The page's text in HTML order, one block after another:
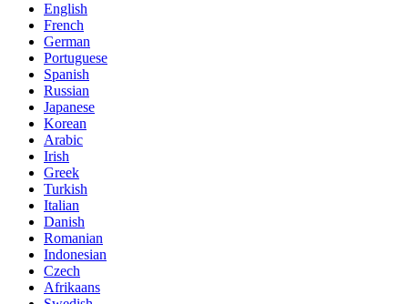
English
French
German
Portuguese
Spanish
Russian
Japanese
Korean
Arabic
Irish
Greek
Turkish
Italian
Danish
Romanian
Indonesian
Czech
Afrikaans